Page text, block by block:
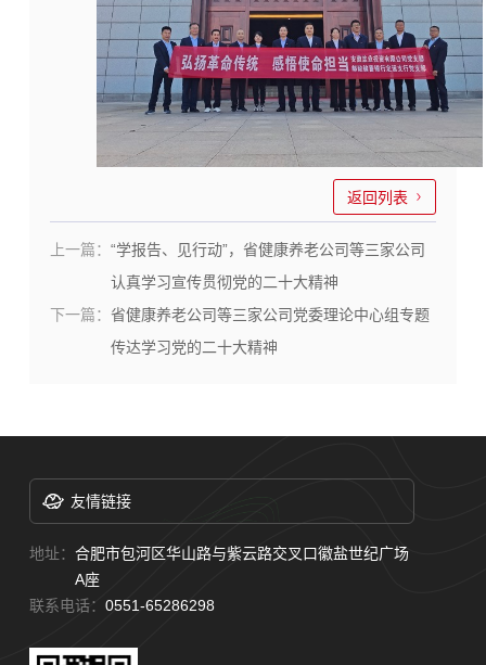
返回列表
上一篇： “学报告、见行动”，省健康养老公司等三家公司
认真学习宣传贯彻党的二十大精神
下一篇： 省健康养老公司等三家公司党委理论中心组专题
传达学习党的二十大精神
友情链接
地址： 合肥市包河区华山路与紫云路交叉口徽盐世纪广场
A座
联系电话： 0551-65286298